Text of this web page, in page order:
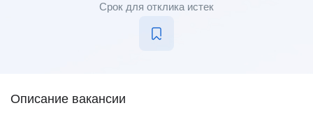
Срок для отклика истек
Описание вакансии